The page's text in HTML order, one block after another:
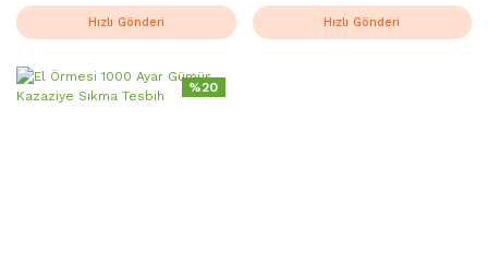
Hızlı Gönderi Hızlı Gönderi
%20